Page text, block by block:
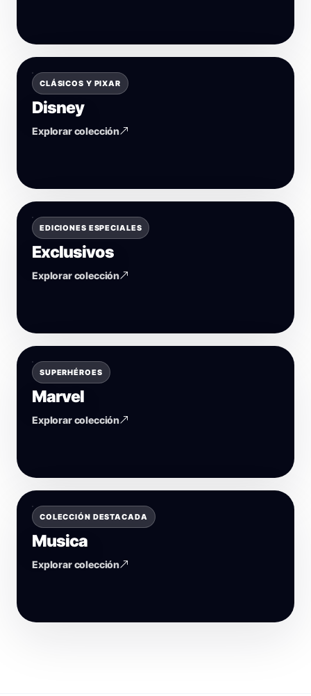
CLÁSICOS Y PIXAR
Disney
Explorar colección
EDICIONES ESPECIALES
Exclusivos
Explorar colección
SUPERHÉROES
Marvel
Explorar colección
COLECCIÓN DESTACADA
Musica
Explorar colección